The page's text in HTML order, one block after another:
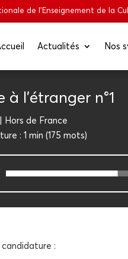
de l’Enseignement de la
Actua­li­tés Nos
à l’é­tran­ger n°1
Hors de France
:1 min (175 mots)
: